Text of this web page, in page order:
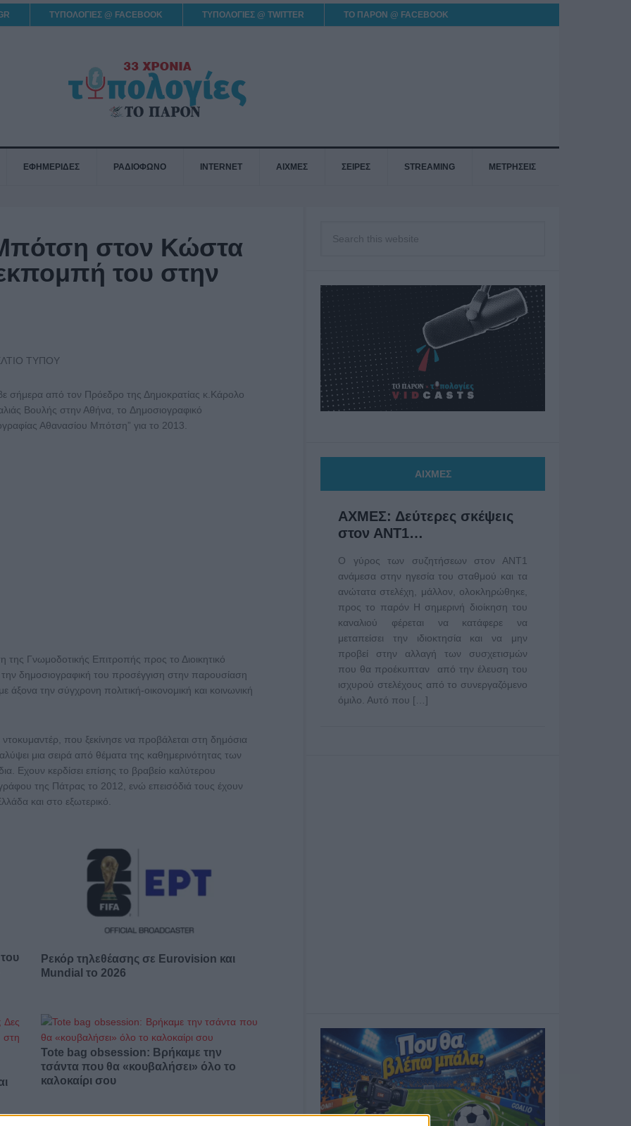
ΤΥΠΟΛΟΓΙΕΣ @ FACEBOOK ΤΥΠΟΛΟΓΙΕΣ @ TWITTER ΤΟ ΠΑΡΟΝ @ FACEBOOK
ΕΦΗΜΕΡΙΔΕΣ ΡΑΔΙΟΦΩΝΟ INTERNET ΑΙΧΜΕΣ ΣΕΙΡΕΣ STREAMING ΜΕΤΡΗΣΕΙΣ
στον Κώστα
του στην
ΤΥΠΟΥ
σήμερα από τον Πρόεδρο της Δημοκρατίας κ.Κάρολο
Βουλής στην Αθήνα, το Δημοσιογραφικό
Αθανασίου Μπότση” για το 2013.
Γνωμοδοτικής Επιτροπής προς το Διοικητικό
δημοσιογραφική του προσέγγιση στην παρουσίαση
την σύγχρονη πολιτική-οικονομική και κοινωνική
που ξεκίνησε να προβάλεται στη δημόσια
μια σειρά από θέματα της καθημερινότητας των
Εχουν κερδίσει επίσης το βραβείο καλύτερου
της Πάτρας το 2012, ενώ επεισόδιά τους έχουν
και στο εξωτερικό.
Ρεκόρ τηλεθέασης σε Eurovision και
Mundial το 2026
Tote bag obsession: Βρήκαμε την
τσάντα που θα «κουβαλήσει» όλο το
καλοκαίρι σου
ΑΙΧΜΕΣ
ΑΧΜΕΣ: Δεύτερες σκέψεις
στον ΑΝΤ1…
Ο γύρος των συζητήσεων στον ΑΝΤ1
ανάμεσα στην ηγεσία του σταθμού και τα
ανώτατα στελέχη, μάλλον, ολοκληρώθηκε,
προς το παρόν Η σημερινή διοίκηση του
καναλιού φέρεται να κατάφερε να
μεταπείσει την ιδιοκτησία και να μην
προβεί στην αλλαγή των συσχετισμών
που θα προέκυπταν από την έλευση του
ισχυρού στελέχους από το συνεργαζόμενο
όμιλο. Αυτό που […]